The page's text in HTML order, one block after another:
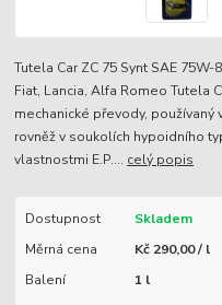
Tutela Car ZC 75 Synt SAE
Fiat, Lancia, Alfa Romeo Tutela
mechanické převody,
rovněž v soukolích hypoidního
vlastnostmi E.P.... celý popis
Dostupnost
Skladem
Měrná cena
Kč 290,00 / l
Balení
1 l